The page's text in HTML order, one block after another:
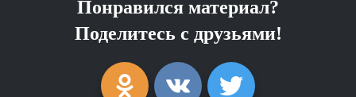
Понравился материал?
Поделитесь с друзьями!